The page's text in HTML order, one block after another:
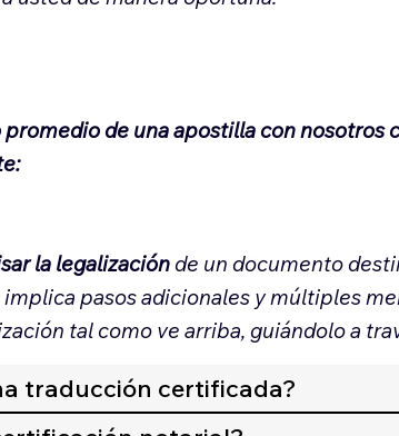
promedio de una apostilla con nosotros
la legalización de un documento
pasos adicionales y múltiples
tal como ve arriba, guiándolo a
traducción certificada?